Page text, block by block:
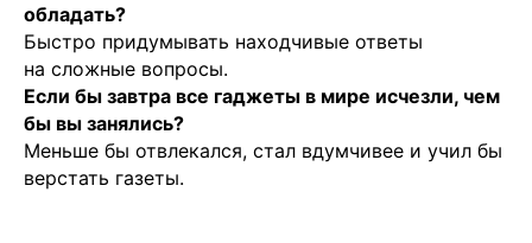
обладать?
Быстро придумывать находчивые ответы
на сложные вопросы.
Если бы завтра все гаджеты в мире исчезли, чем
бы вы занялись?
Меньше бы отвлекался, стал вдумчивее и учил бы
верстать газеты.